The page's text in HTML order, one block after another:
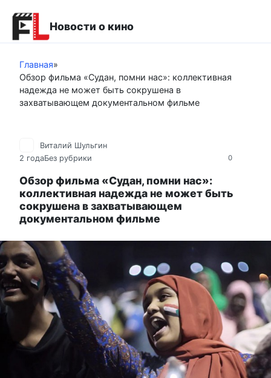
контенту
Новости о кино
Главная»
Обзор фильма «Судан, помни нас»: коллективная
надежда не может быть сокрушена в
захватывающем документальном фильме
0
Виталий Шульгин
2 годаБез рубрики
Обзор фильма «Судан, помни нас»:
коллективная надежда не может быть
сокрушена в захватывающем
документальном фильме